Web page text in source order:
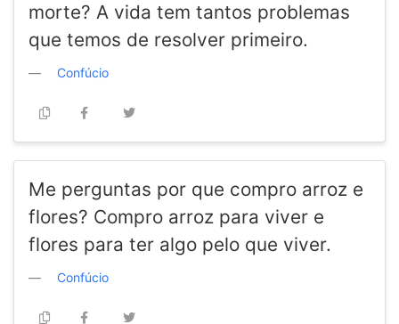
morte? A vida tem tantos problemas
que temos de resolver primeiro.
Confúcio
Me perguntas por que compro arroz e
flores? Compro arroz para viver e
flores para ter algo pelo que viver.
Confúcio